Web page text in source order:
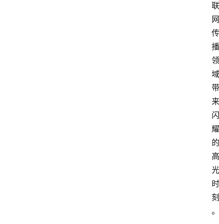
联
网
传
播
领
域
带
来
闪
耀
的
高
光
时
刻
。